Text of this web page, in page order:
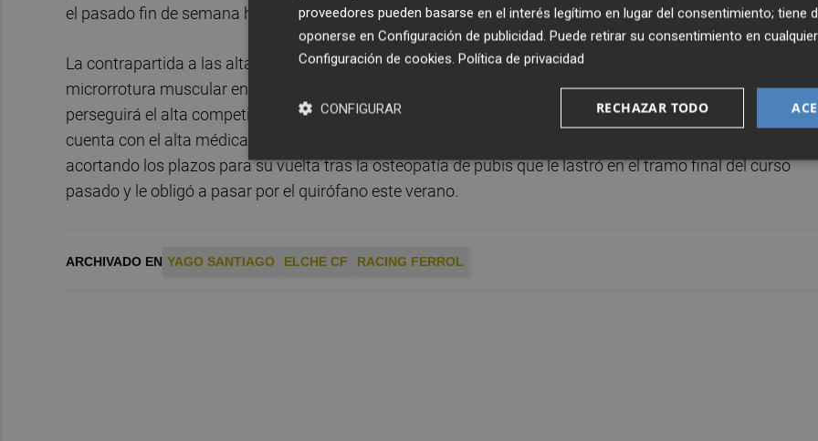
el pasado fin de semana había estado sobre el verde 98% de los minutos posibles.
La contrapartida a las altas de Santigo y Castro serán las bajas del central
microrrotura muscular en el transcurso primer tiempo del encuentro del fin de semana pasado, aunque
perseguirá el alta competitiva de cara a la próxima jornada, y del extremo
Elbasan Rashani
, quien aún no
cuenta con el alta médica de su última rotura de fibras. Al tiempo, el lateral
acortando los plazos para su vuelta tras la osteopatía de pubis que le lastró en el tramo final del curso
pasado y le obligó a pasar por el quirófano este verano.
ARCHIVADO EN YAGO SANTIAGO ELCHE CF RACING FERROL
proveedores pueden basarse en el interés legítimo en lugar del consentimiento; tiene
oponerse en Configuración de publicidad. Puede retirar su consentimiento en
Configuración de cookies. Política de privacidad
RECHAZAR TODO
CONFIGURAR